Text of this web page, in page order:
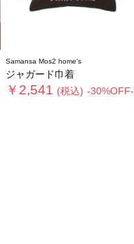
Samansa Mos2 home's
ジャガード巾着
￥2,541 (税込) -30%OFF-